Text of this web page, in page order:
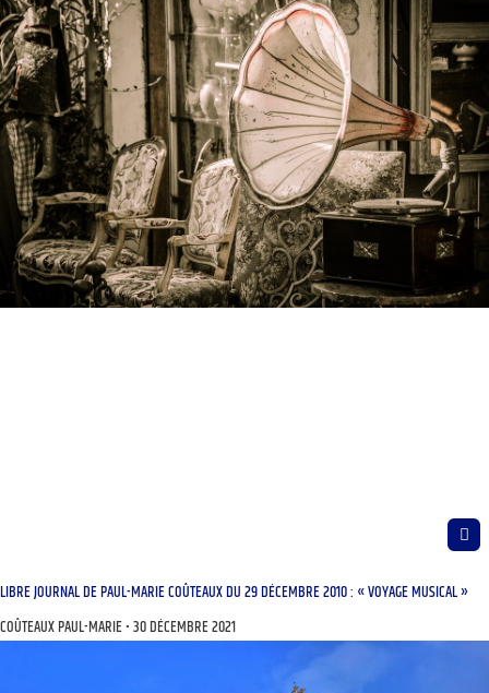
LIBRE JOURNAL DE PAUL-MARIE COÛTEAUX DU 29 DÉCEMBRE 2010 : « VOYAGE MUSICAL »
COÛTEAUX PAUL-MARIE 30 DÉCEMBRE 2021